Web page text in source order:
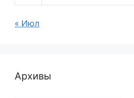
« Июл
Архивы